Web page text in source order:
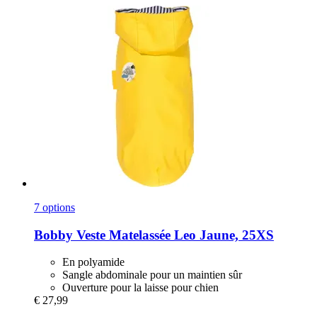
7 options
Bobby Veste Matelassée Leo Jaune, 25XS
En polyamide
Sangle abdominale pour un maintien sûr
Ouverture pour la laisse pour chien
€ 27,99